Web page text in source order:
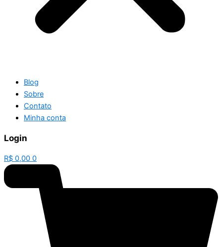
Blog
Sobre
Contato
Minha conta
Login
R$ 0,00 0